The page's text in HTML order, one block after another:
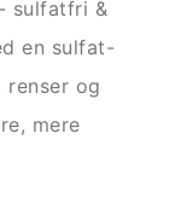
sulfatfri &
en sulfat-
og
mere